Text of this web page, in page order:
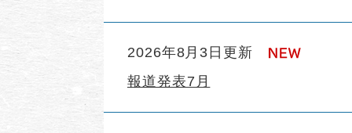
2026年8月3日更新
報道発表7月